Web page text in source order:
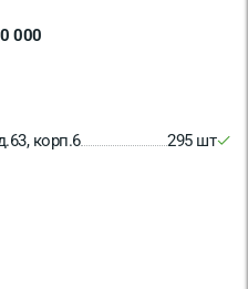
000
корп.6 295 шт